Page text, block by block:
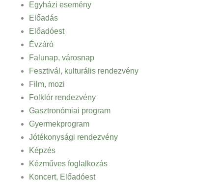
Egyházi esemény
Előadás
Előadóest
Évzáró
Falunap, városnap
Fesztivál, kulturális rendezvény
Film, mozi
Folklór rendezvény
Gasztronómiai program
Gyermekprogram
Jótékonysági rendezvény
Képzés
Kézműves foglalkozás
Koncert, Előadóest